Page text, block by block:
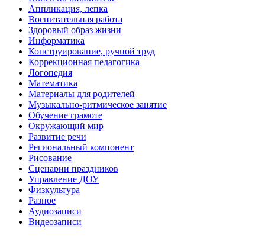
Аппликация, лепка
Воспитательная работа
Здоровый образ жизни
Информатика
Конструирование, ручной труд
Коррекционная педагогика
Логопедия
Математика
Материалы для родителей
Музыкально-ритмическое занятие
Обучение грамоте
Окружающий мир
Развитие речи
Региональный компонент
Рисование
Сценарии праздников
Управление ДОУ
Физкультура
Разное
Аудиозаписи
Видеозаписи